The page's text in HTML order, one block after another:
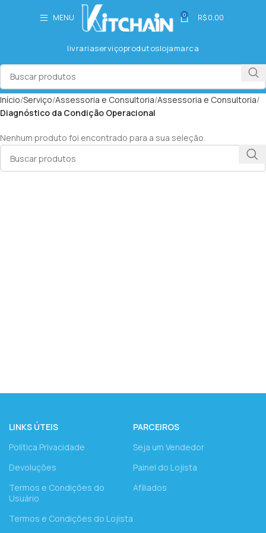
MENU 0 R$0,00
livrariaserviçoprodutoslojamarca
Início Serviço Assessoria e Consultoria Assessoria e Consultoria
Diagnóstico da Condição Operacional
Nenhum produto foi encontrado para a sua seleção.
LINKS ÚTEIS
Política Privacidade
Devoluções
Termos e Condições do
Usuário
Termos e Condições do Lojista
PARCEIROS
Seja um Vendedor
Painel do Lojista
Afiliados